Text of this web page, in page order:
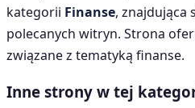
kategorii Finanse, znajdująca
polecanych witryn. Strona
związane z tematyką finanse.
Inne strony w tej